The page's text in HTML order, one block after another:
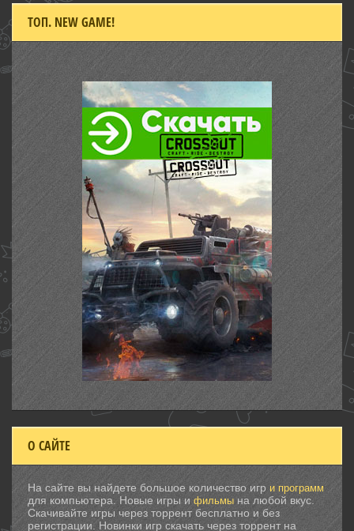
ТОП. NEW GAME!
О САЙТЕ
На сайте вы найдете большое количество игр и программ
для компьютера. Новые игры и фильмы на любой вкус.
Скачивайте игры через торрент бесплатно и без
регистрации. Новинки игр скачать через торрент на